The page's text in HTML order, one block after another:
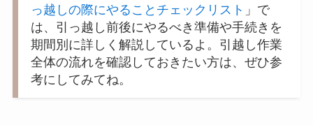
っ越しの際にやることチェックリスト 」で
は、引っ越し前後にやるべき準備や手続きを
期間別に詳しく解説しているよ。引越し作業
全体の流れを確認しておきたい方は、ぜひ参
考にしてみてね。